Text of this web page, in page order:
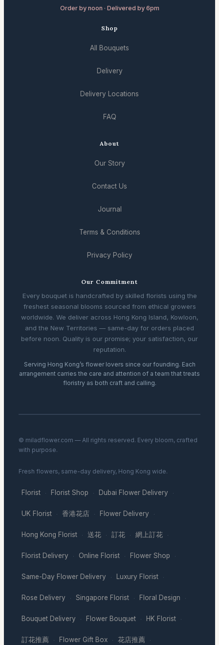
Order by noon · Delivered by 6pm
Shop
All Bouquets
Delivery
Delivery Locations
FAQ
About
Our Story
Contact Us
Journal
Terms & Conditions
Privacy Policy
Our Commitment
Every bouquet is handcrafted by skilled florists using the
freshest seasonal blooms sourced from ethical growers
worldwide. We deliver across Hong Kong Island, Kowloon,
and the New Territories — same-day for orders placed
before noon. Quality is our promise; your satisfaction, our
reputation.
Serving Hong Kong’s flower lovers since our founding. Each
arrangement carries the care and attention of a team that treats
floristry as both craft and calling.
© miladflower.com — All rights reserved. Every bloom, crafted
with purpose.
Fresh flowers, same-day delivery, Hong Kong wide.
Florist · Florist Shop · Dubai Flower Delivery ·
UK Florist · 香港花店 · Flower Delivery ·
Hong Kong Florist · 送花 · 訂花 · 網上訂花 ·
Florist Delivery · Online Florist · Flower Shop ·
Same-Day Flower Delivery · Luxury Florist ·
Rose Delivery · Singapore Florist · Floral Design ·
Bouquet Delivery · Flower Bouquet · HK Florist ·
訂花推薦 · Flower Gift Box · 花店推薦 ·